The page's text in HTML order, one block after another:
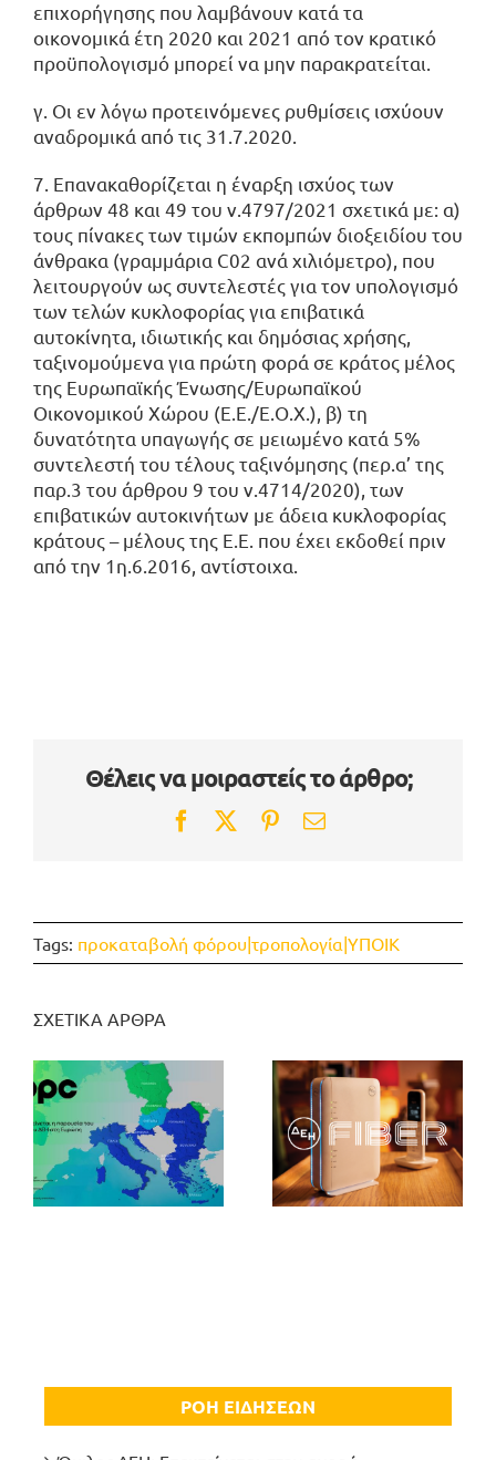
επιχορήγησης που λαμβάνουν κατά τα
οικονομικά έτη 2020 και 2021 από τον κρατικό
προϋπολογισμό μπορεί να μην παρακρατείται.
γ. Οι εν λόγω προτεινόμενες ρυθμίσεις ισχύουν
αναδρομικά από τις 31.7.2020.
7. Επανακαθορίζεται η έναρξη ισχύος των
άρθρων 48 και 49 του ν.4797/2021 σχετικά με: α)
τους πίνακες των τιμών εκπομπών διοξειδίου του
άνθρακα (γραμμάρια C02 ανά χιλιόμετρο), που
λειτουργούν ως συντελεστές για τον υπολογισμό
των τελών κυκλοφορίας για επιβατικά
αυτοκίνητα, ιδιωτικής και δημόσιας χρήσης,
ταξινομούμενα για πρώτη φορά σε κράτος μέλος
της Ευρωπαϊκής Ένωσης/Ευρωπαϊκού
Οικονομικού Χώρου (Ε.Ε./Ε.Ο.Χ.), β) τη
δυνατότητα υπαγωγής σε μειωμένο κατά 5%
συντελεστή του τέλους ταξινόμησης (περ.α’ της
παρ.3 του άρθρου 9 του ν.4714/2020), των
επιβατικών αυτοκινήτων με άδεια κυκλοφορίας
κράτους – μέλους της Ε.Ε. που έχει εκδοθεί πριν
από την 1η.6.2016, αντίστοιχα.
Θέλεις να μοιραστείς το άρθρο;
Facebook
TwitterPinterest
Email
Tags: προκαταβολή φόρου|τροπολογία|ΥΠΟΙΚ
ΣΧΕΤΙΚΑ ΑΡΘΡΑ
ΡΟΗ ΕΙΔΗΣΕΩΝ